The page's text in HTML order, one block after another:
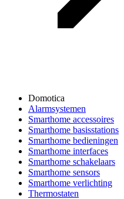
Domotica
Alarmsystemen
Smarthome accessoires
Smarthome basisstations
Smarthome bedieningen
Smarthome interfaces
Smarthome schakelaars
Smarthome sensors
Smarthome verlichting
Thermostaten